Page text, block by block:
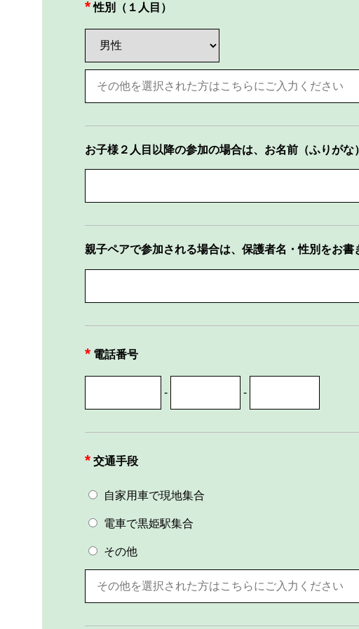
性別（１人目）
お子様２人目以降の参加の場合は、お名前（ふりがな
親子ペアで参加される場合は、保護者名・性別をお書
電話番号
- -
交通手段
自家用車で現地集合
電車で黒姫駅集合
その他